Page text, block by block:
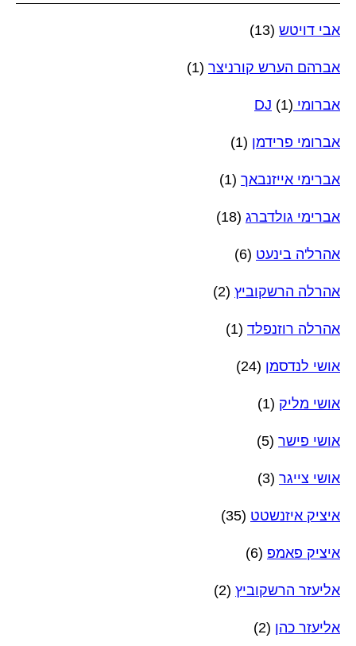
אבי דויטש (13)
אברהם הערש קורניצר (1)
אברומי DJ (1)
אברומי פרידמן (1)
אברימי אייזנבאך (1)
אברימי גולדברג (18)
אהרל'ה בינעט (6)
אהרלה הרשקוביץ (2)
אהרלה רוזנפלד (1)
אושי לנדסמן (24)
אושי מליק (1)
אושי פישר (5)
אושי צייגר (3)
איציק איזנשטט (35)
איציק פאמפ (6)
אליעזר הרשקוביץ (2)
אליעזר כהן (2)